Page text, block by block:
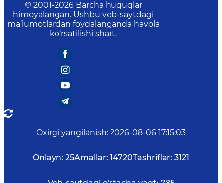
© 2001-2026 Barcha huquqlar
himoyalangan. Ushbu veb-saytdagi
ma’lumotlardan foydalanganda havola
ko‘rsatilishi shart.
Oxirgi yangilanish: 2026-08-06 17:15:03
Onlayn: 25Amallar: 14720Tashriflar: 3121